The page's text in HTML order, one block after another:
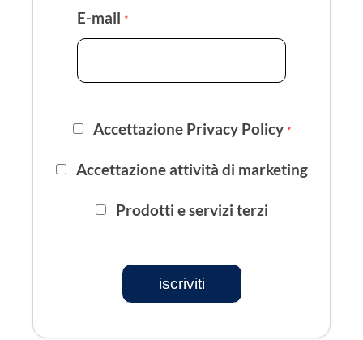
E-mail *
Accettazione Privacy Policy *
Accettazione attività di marketing
Prodotti e servizi terzi
iscriviti